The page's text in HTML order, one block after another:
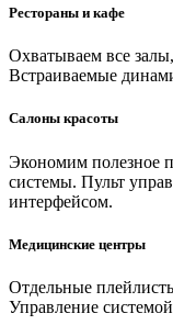
Рестораны и кафе
Охватываем все
Встраиваемые
Салоны красоты
Экономим полезное
системы. Пульт
интерфейсом.
Медицинские центры
Отдельные
Управление